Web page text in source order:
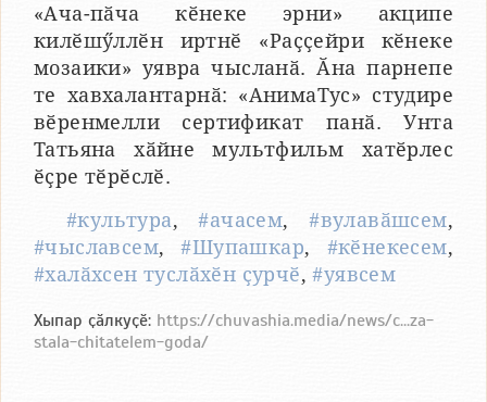
«Ача-пӑча кӗнеке эрни» акципе
килӗшӳллӗн иртнӗ «Раҫҫейри кӗнеке
мозаики» уявра чысланӑ. Ӑна парнепе
те хавхалантарнӑ: «АнимаТус» студире
вӗренмелли сертификат панӑ. Унта
Татьяна хӑйне мультфильм хатӗрлес
ӗҫре тӗрӗслӗ.
#культура,#ачасем,#вулавӑшсем,
#чыславсем,#Шупашкар, #кӗнекесем,
#халӑхсен туслӑхӗн ҫурчӗ,#уявсем
Хыпар ҫӑлкуҫӗ: https://chuvashia.media/news/c...za-
stala-chitatelem-goda/